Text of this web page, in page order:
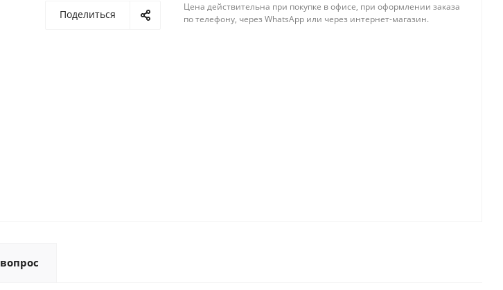
Поделиться
Цена действительна при покупке в офисе, при оформлении заказа
по телефону, через WhatsApp или через интернет-магазин.